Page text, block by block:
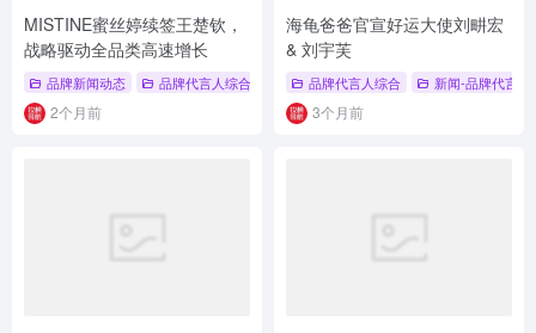
MISTINE蜜丝婷续签王楚钦，
战略驱动全品类高速增长
品牌新闻动态 品牌代言人综合 # 品牌代言人 # 防晒 # 王楚钦
2个月前
海龟爸爸官宣好运大使刘畊宏
& 刘宇芙
品牌代言人综合 新闻-品牌代言人
3个月前